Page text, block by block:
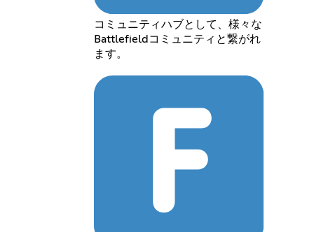
コミュニティハブとして、様々な
Battlefieldコミュニティと繋がれ
ます。